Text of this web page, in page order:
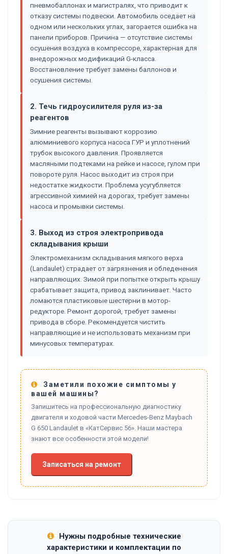
пневмобаллонах и магистралях, что приводит к
отказу системы подвески. Автомобиль оседает на
одном или нескольких углах, загорается ошибка на
панели приборов. Причина — отсутствие системы
осушения воздуха в компрессоре, характерная для
внедорожных модификаций G-класса.
Восстановление требует замены баллонов и
осушения системы.
2. Течь гидроусилителя руля из-за
реагентов
Зимние реагенты вызывают коррозию
алюминиевого корпуса насоса ГУР и уплотнений
трубок высокого давления. Проявляется
масляными подтеками на рейке и насосе, гулом при
повороте руля. Насос выходит из строя при
недостатке жидкости. Проблема усугубляется
агрессивной химией на дорогах, требует замены
насоса и промывки системы.
3. Выход из строя электропривода
складывания крыши
Электромеханизм складывания мягкого верха
(Landaulet) страдает от загрязнения и обледенения
направляющих. Зимой при попытке открыть крышу
срабатывает защита, привод заклинивает. Часто
ломаются пластиковые шестерни в мотор-
редукторе. Ремонт дорогой, требует замены
привода в сборе. Рекомендуется чистить
направляющие и не использовать механизм при
минусовых температурах.
Заметили похожие симптомы у
вашей машины?
Запишитесь на профессиональную диагностику
двигателя и ходовой части Mercedes-Benz Maybach
G 650 Landaulet в «КатСервис 56». Наши мастера
знают все особенности этой модели!
Записаться на ремонт
Нужны подробные технические
характеристики и комплектации по